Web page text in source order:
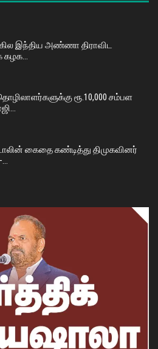
இந்திய அண்ணா திராவிட
கழக…
ரூ.10,000 சம்பள
கைதை கண்டித்து திமுகவினர்